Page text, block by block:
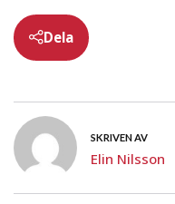
Dela
SKRIVEN AV
Elin Nilsson